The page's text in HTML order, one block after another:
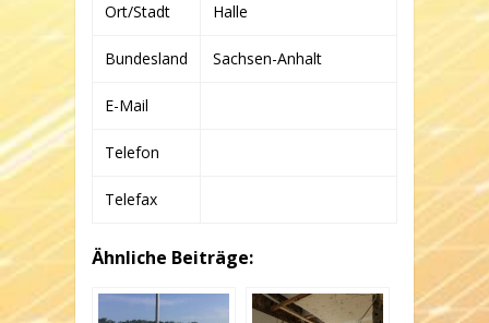
Ort/Stadt Halle
Bundesland Sachsen-Anhalt
E-Mail
Telefon
Telefax
Ähnliche Beiträge: